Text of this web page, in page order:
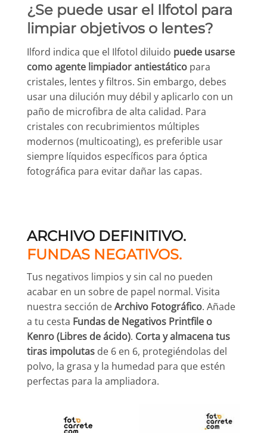
¿Se puede usar el Ilfotol para
limpiar objetivos o lentes?
Ilford indica que el Ilfotol diluido puede usarse
como agente limpiador antiestático para
cristales, lentes y filtros. Sin embargo, debes
usar una dilución muy débil y aplicarlo con un
paño de microfibra de alta calidad. Para
cristales con recubrimientos múltiples
modernos (multicoating), es preferible usar
siempre líquidos específicos para óptica
fotográfica para evitar dañar las capas.
ARCHIVO DEFINITIVO.
FUNDAS NEGATIVOS.
Tus negativos limpios y sin cal no pueden
acabar en un sobre de papel normal. Visita
nuestra sección deArchivo Fotográfico. Añade
a tu cesta Fundas de Negativos Printfile o
Kenro (Libres de ácido). Corta y almacena tus
tiras impolutas de 6 en 6, protegiéndolas del
polvo, la grasa y la humedad para que estén
perfectas para la ampliadora.